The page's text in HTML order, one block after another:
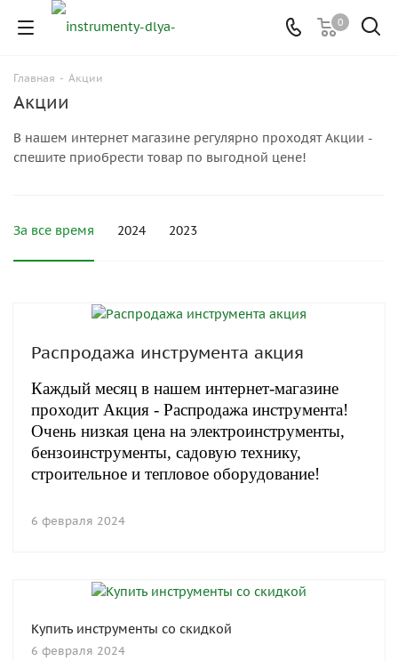
0
Главная - Акции
Акции
В нашем интернет магазине регулярно проходят Акции -
спешите приобрести товар по выгодной цене!
За все время 2024 2023
Распродажа инструмента акция
Каждый месяц в нашем интернет-магазине
проходит Акция - Распродажа инструмента!
Очень низкая цена на электроинструменты,
бензоинструменты, садовую технику,
строительное и тепловое оборудование!
6 февраля 2024
Купить инструменты со скидкой
6 февраля 2024